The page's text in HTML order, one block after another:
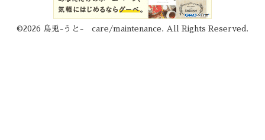
©2026 烏兎-うと- care/maintenance . All Rights Reserved.